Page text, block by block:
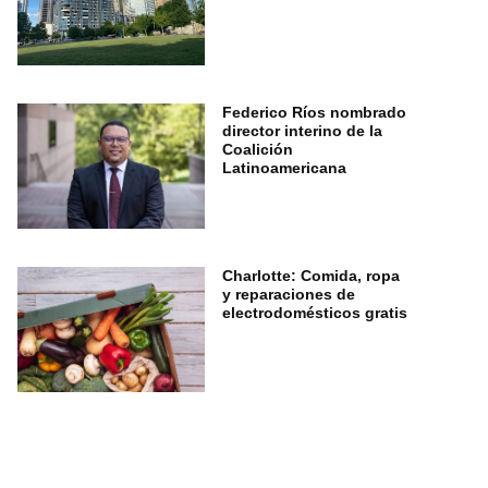
Federico Ríos nombrado
director interino de la
Coalición
Latinoamericana
Charlotte: Comida, ropa
y reparaciones de
electrodomésticos gratis